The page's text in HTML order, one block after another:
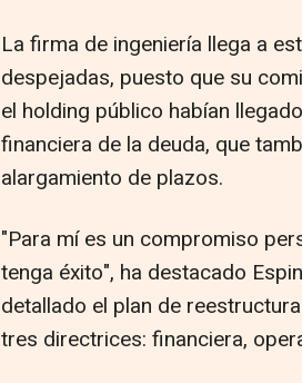
La firma de ingeniería llega a
despejadas, puesto que su
el holding público habían
financiera de la deuda, que
alargamiento de plazos.
"Para mí es un compromiso
tenga éxito", ha destacado
detallado el plan de
tres directrices: financiera,